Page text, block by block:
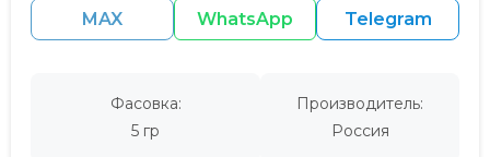
MAX WhatsApp Telegram
Фасовка:
5 гр
Производитель:
Россия